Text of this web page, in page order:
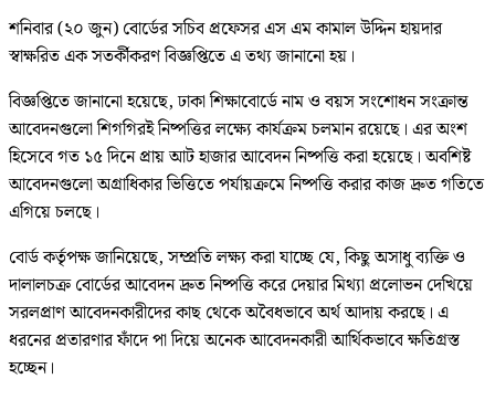
শনিবার (২০ জুন) বোর্ডের সচিব প্রফেসর এস এম কামাল উদ্দিন হায়দার
স্বাক্ষরিত এক সতর্কীকরণ বিজ্ঞপ্তিতে এ তথ্য জানানো হয়।
বিজ্ঞপ্তিতে জানানো হয়েছে, ঢাকা শিক্ষাবোর্ডে নাম ও বয়স সংশোধন সংক্রান্ত
আবেদনগুলো শিগগিরই নিষ্পত্তির লক্ষ্যে কার্যক্রম চলমান রয়েছে। এর অংশ
হিসেবে গত ১৫ দিনে প্রায় আট হাজার আবেদন নিষ্পত্তি করা হয়েছে। অবশিষ্ট
আবেদনগুলো অগ্রাধিকার ভিত্তিতে পর্যায়ক্রমে নিষ্পত্তি করার কাজ দ্রুত গতিতে
এগিয়ে চলছে।
বোর্ড কর্তৃপক্ষ জানিয়েছে, সম্প্রতি লক্ষ্য করা যাচ্ছে যে, কিছু অসাধু ব্যক্তি ও
দালালচক্র বোর্ডের আবেদন দ্রুত নিষ্পত্তি করে দেয়ার মিথ্যা প্রলোভন দেখিয়ে
সরলপ্রাণ আবেদনকারীদের কাছ থেকে অবৈধভাবে অর্থ আদায় করছে। এ
ধরনের প্রতারণার ফাঁদে পা দিয়ে অনেক আবেদনকারী আর্থিকভাবে ক্ষতিগ্রস্ত
হচ্ছেন।